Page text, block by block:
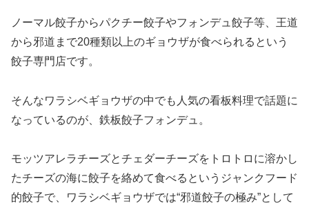
ノーマル餃子からパクチー餃子やフォンデュ餃子等、王道
から邪道まで20種類以上のギョウザが食べられるという
餃子専門店です。
そんなワラシベギョウザの中でも人気の看板料理で話題に
なっているのが、鉄板餃子フォンデュ。
モッツアレラチーズとチェダーチーズをトロトロに溶かし
たチーズの海に餃子を絡めて食べるというジャンクフード
的餃子で、ワラシベギョウザでは“邪道餃子の極み”として